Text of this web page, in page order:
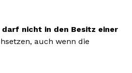
darf nicht in den Besitz einer
auch wenn die